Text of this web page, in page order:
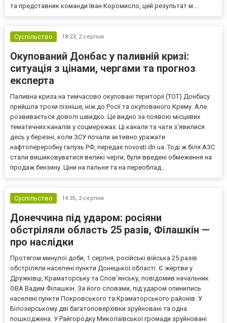
та представник команди Іван Коромисло, цей результат м...
Суспільство 18:23, 2 серпня
Окупований Донбас у паливній кризі:
ситуація з цінами, чергами та прогноз
експерта
Паливна криза на тимчасово окуповані території (ТОТ) Донбасу
прийшла трохи пізніше, ніж до Росії та окупованого Криму. Але
розвивається доволі швидко. Це видно за появою місцевих
тематичних каналів у соцмережах. Ці канали та чати з’явилися
десь у березні, коли ЗСУ почали активно уражати
нафтопереробну галузь РФ, передає novosti.dn.ua. Тоді ж біля АЗС
стали вишиковуватися великі черги, були введені обмеження на
продаж бензину. Ціни на пальне та на переоблад...
Суспільство 14:35, 2 серпня
Донеччина під ударом: росіяни
обстріляли область 25 разів, Філашкін —
про наслідки
Протягом минулої доби, 1 серпня, російські війська 25 разів
обстріляли населені пункти Донецької області. Є жертви у
Дружківці, Краматорську та Слов’янську, повідомив начальник
ОВА Вадим Філашкін. За його словами, під ударом опинились
населені пункти Покровського та Краматорського районів. У
Білозерському дві багатоповерхівки зруйновані та одна
пошкоджена. У Райгородку Миколаївської громади зруйновані